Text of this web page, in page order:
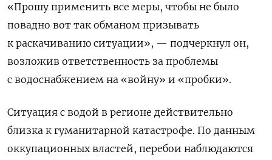
«Прошу применить все меры, чтобы не было
повадно вот так обманом призывать
к раскачиванию ситуации», — подчеркнул он,
возложив ответственность за проблемы
с водоснабжением на «войну» и «пробки».
Ситуация с водой в регионе действительно
близка к гуманитарной катастрофе. По данным
оккупационных властей, перебои наблюдаются